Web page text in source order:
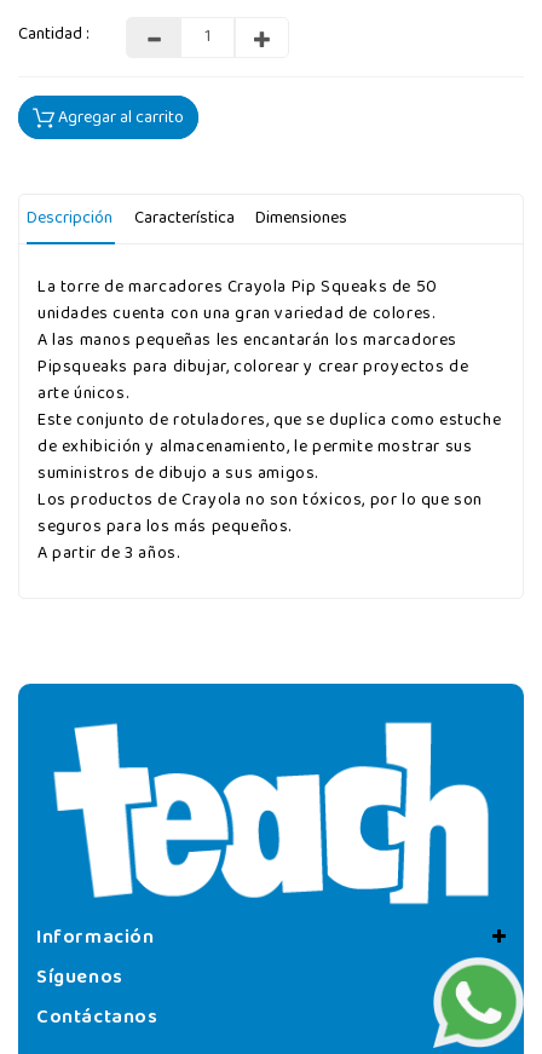
Cantidad :
Agregar al carrito
Descripción Característica Dimensiones
La torre de marcadores Crayola Pip Squeaks de 50
unidades cuenta con una gran variedad de colores.
A las manos pequeñas les encantarán los marcadores
Pipsqueaks para dibujar, colorear y crear proyectos de
arte únicos.
Este conjunto de rotuladores, que se duplica como estuche
de exhibición y almacenamiento, le permite mostrar sus
suministros de dibujo a sus amigos.
Los productos de Crayola no son tóxicos, por lo que son
seguros para los más pequeños.
A partir de 3 años.
Información
Síguenos
Contáctanos